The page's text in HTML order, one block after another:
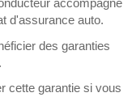
accompagné
d'assurance auto.
des garanties
cette garantie si vous